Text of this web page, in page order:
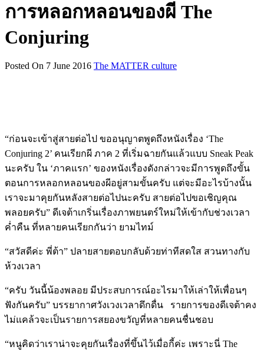
การหลอกหลอนของผี The
Conjuring
Posted On 7 June 2016 The MATTER culture
“ก่อนจะเข้าสู่สายต่อไป ขออนุญาตพูดถึงหนังเรื่อง ‘The
Conjuring 2’ คนเรียกผี ภาค 2 ที่เริ่มฉายกันแล้วแบบ Sneak Peak
นะครับ ใน ‘ภาคแรก’ ของหนังเรื่องดังกล่าวจะมีการพูดถึงขั้น
ตอนการหลอกหลอนของผีอยู่สามขั้นครับ แต่จะมีอะไรบ้างนั้น
เราจะมาคุยกันหลังสายต่อไปนะครับ สายต่อไปขอเชิญคุณ
พลอยครับ” ดีเจต้าเกริ่นเรื่องภาพยนตร์ใหม่ให้เข้ากับช่วงเวลา
ค่ำคืน ที่หลายคนเรียกกันว่า ยามไทม์
“สวัสดีค่ะ พี่ต้า” ปลายสายตอบกลับด้วยท่าทีสดใส สวนทางกับ
ห้วงเวลา
“ครับ วันนี้น้องพลอย มีประสบการณ์อะไรมาให้เล่าให้เพื่อนๆ
ฟังกันครับ” บรรยากาศวังเวงเวลาดึกดื่น รายการของดีเจต้าคง
ไม่แคล้วจะเป็นรายการสยองขวัญที่หลายคนชื่นชอบ
“หนูคิดว่าเราน่าจะคุยกันเรื่องที่ขึ้นไว้เมื่อกี้ค่ะ เพราะนี่ The